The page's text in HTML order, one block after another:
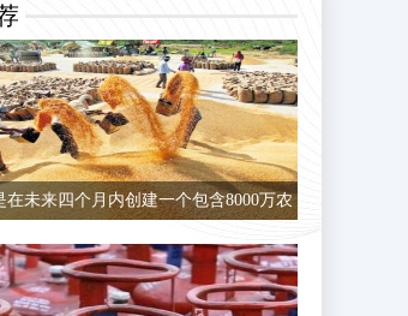
在未来四个月内创建一个包含8000万农